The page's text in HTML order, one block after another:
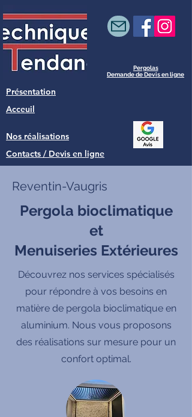
Demande de Devis en ligne
Pergolas
Présentation
Nos réalisations
Contacts / Devis en ligne
Acceuil
Reventin-Vaugris
Pergola bioclimatique
et
Menuiseries Extérieures
Découvrez nos services spécialisés
pour répondre à vos besoins en
matière de pergola bioclimatique en
aluminium. Nous vous proposons
des réalisations sur mesure pour un
confort optimal.